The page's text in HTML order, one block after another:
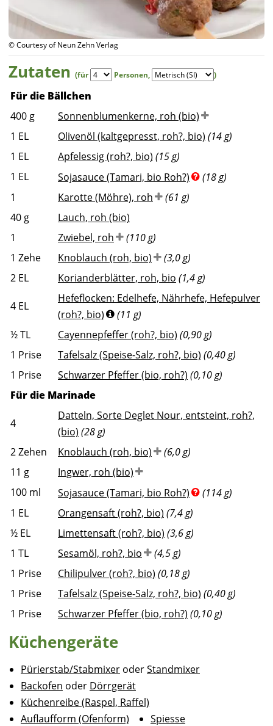
© Courtesy of Neun Zehn Verlag
Zutaten (für Personen, )
Für die Bällchen
400 g
Sonnenblumenkerne, roh (bio)
1 EL Olivenöl (kaltgepresst, roh?, bio) (14 g)
1 EL Apfelessig (roh?, bio) (15 g)
1 EL Sojasauce (Tamari, bio Roh?)
(18 g)
1
Karotte (Möhre), roh
(61 g)
40 g
Lauch, roh (bio)
1
Zwiebel, roh
(110 g)
1 Zehe Knoblauch (roh, bio)
(3,0 g)
2 EL Korianderblätter, roh, bio (1,4 g)
4 EL
Hefeflocken: Edelhefe, Nährhefe, Hefepulver
(roh?, bio)
(11 g)
½TL Cayennepfeffer (roh?, bio) (0,90 g)
1 Prise Tafelsalz (Speise-Salz, roh?, bio) (0,40 g)
1 Prise Schwarzer Pfeffer (bio, roh?) (0,10 g)
Für die Marinade
4
Datteln, Sorte Deglet Nour, entsteint, roh?,
(bio) (28 g)
2Zehen Knoblauch (roh, bio)
(6,0 g)
11 g
Ingwer, roh (bio)
100 ml Sojasauce (Tamari, bio Roh?)
(114 g)
1 EL Orangensaft (roh?, bio) (7,4 g)
½ EL Limettensaft (roh?, bio) (3,6 g)
1 TL Sesamöl, roh?, bio
(4,5 g)
1 Prise Chilipulver (roh?, bio) (0,18 g)
1 Prise Tafelsalz (Speise-Salz, roh?, bio) (0,40 g)
1 Prise Schwarzer Pfeffer (bio, roh?) (0,10 g)
Küchengeräte
Pürierstab/Stabmixer oderStandmixer
Backofen oder Dörrgerät
Küchenreibe (Raspel, Raffel)
Auflaufform (Ofenform)
Spiesse